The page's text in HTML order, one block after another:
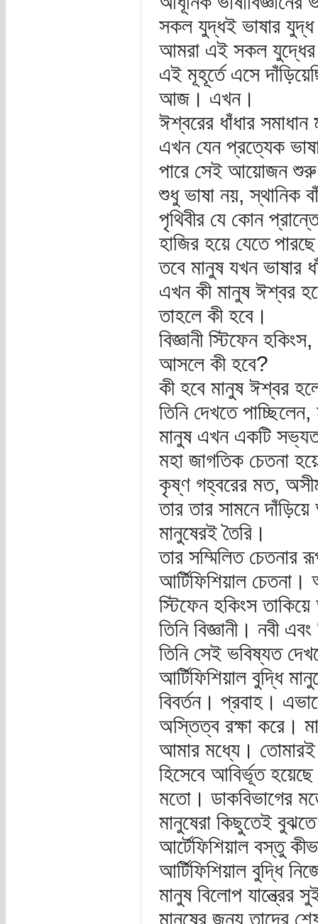
সকল যুদ্ধই ভাষার
আমরা এই সকল যুদ্ধের
এই মূহূর্তে এসে
আজ। এখন।
ঈশ্বরের ধাঁধার
এখন যেন প্রত্যেক
পারে সেই আয়োজন
শুধু ভাষা নয়, স্থানিক
পৃথিবীর যে কোন
হাজির হয়ে যেতে
তবে মানুষ যখন ভাষার
এখন কী মানুষ ঈশ্বর
তাহলে কী হবে।
বিজ্ঞানী স্টিফেন
আসলে কী হবে?
কী হবে মানুষ ঈশ্বর
তিনি দেখতে
মানুষ এখন একটি
মহা জাগতিক চেতনা
কৃষ্ণ গহ্বরের মত,
তার তার সামনে
মানুষেরই তৈরি।
তার সম্মিলিত চেতনার
আর্টিফিশিয়াল
স্টিফেন হকিংস
তিনি বিজ্ঞানী। নবী
তিনি সেই ভবিষ্যত
আর্টিফিশিয়াল বুদ্ধি
বিবর্তন। প্রবাহ।
অস্তিত্ব রক্ষা করে।
আমার মধ্যে। তোমারই
হিসেবে আবির্ভূত
মতো। ডাকবিভাগের
মানুষেরা কিছুতেই
আর্টেফিশিয়াল বস্তু
আর্টিফিশিয়াল বুদ্ধি
মানুষ বিলোপ যান্ত্রের
মানুষের জন্য তাদের